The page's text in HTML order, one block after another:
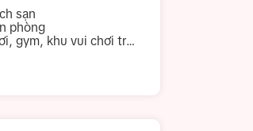
sạn
phòng
gym, khu vui chơi trẻ